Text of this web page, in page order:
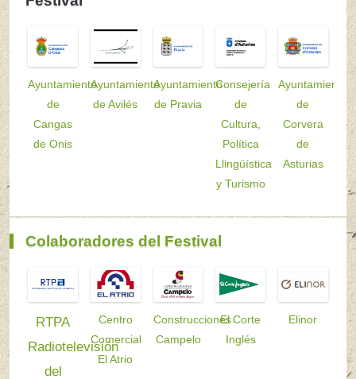
Ayuntamiento
de
Cangas
de Onis
Ayuntamiento
de Avilés
Ayuntamiento
de Pravia
Consejería
de
Cultura,
Política
Llingüística
y Turismo
Ayuntamiento
de
Corvera
de
Asturias
Colaboradores del Festival
RTPA
Radiotelevisión
del
Centro
Comercial
El Atrio
Construcciones
Campelo
El Corte
Inglés
Elinor